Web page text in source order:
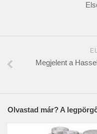
Megjelent a
Olvastad már? A